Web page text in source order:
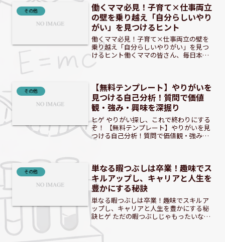
その他
働くママ必見！子育て×仕事両立
の壁を乗り越え「自分らしいやり
がい」を見つけるヒント
働くママ必見！子育て×仕事両立の壁を
乗り越え「自分らしいやりがい」を見つ
けるヒント働くママの皆さん、毎日本当
にお疲れ様です。仕事に育児に家事に
日々の中でも「自分らしいや...
その他
【無料テンプレート】やりがいを
見つける自己分析！質問で価値
観・強み・興味を深掘り
ヒゲ やりがい探し、これで終わりにする
ぞ！ 【無料テンプレート】やりがいを見
つける自己分析！質問で価値観・強み・
興味を深掘り「やりがいのある仕事」は
願う人は多いですが、...
その他
単なる暇つぶしは卒業！趣味でス
キルアップし、キャリアと人生を
豊かにする秘訣
単なる暇つぶしは卒業！趣味でスキルア
ップし、キャリアと人生を豊かにする秘
訣ヒゲ ただの暇つぶしじゃもったいない
ぜ！趣味で人生を豊かにする方法を教え
るぞ。 「単なる暇つぶし」から「未来へ